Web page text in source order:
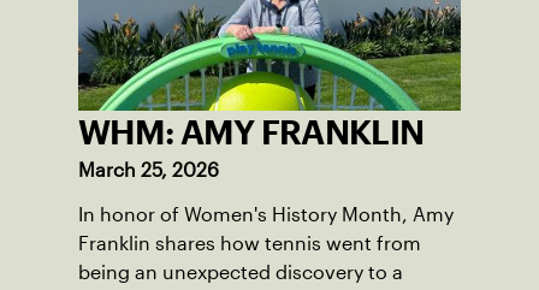
WHM: AMY FRANKLIN
March 25, 2026
In honor of Women's History Month, Amy
Franklin shares how tennis went from
being an unexpected discovery to a